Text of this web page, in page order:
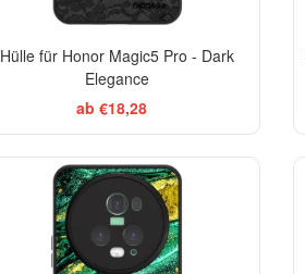
Hülle für Honor Magic5 Pro - Dark
Elegance
ab €18,28